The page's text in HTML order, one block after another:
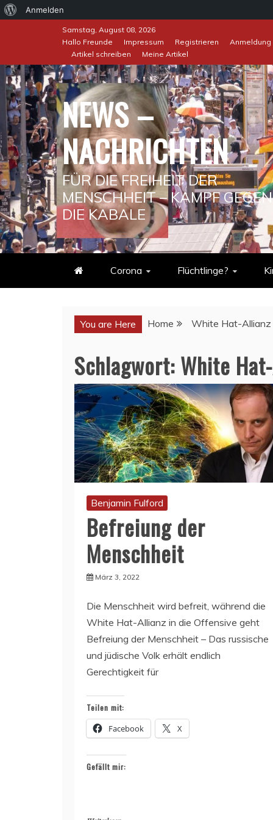
Über
Anmelden
Samstag, August 08, 2026
Hallo Freunde
Impressum Registrieren Anmeldung
Artikel schreiben
Meine Artikel
NEWS –
NACHRICHTEN
FÜR DIE FREIHEIT DER
MENSCHHEIT – KAMPF GEGEN
DIE KABALE
Corona Flüchtlinge?
You are Here Home White Hat-Allianz
Schlagwort:White
Benjamin Fulford
Befreiung der
Menschheit
März 3, 2022
Die Menschheit wird befreit, während die
White Hat-Allianz in die Offensive geht
Befreiung der Menschheit – Das russische
und jüdische Volk erhält endlich
Gerechtigkeit für
Teilen mit:
Facebook X
Gefällt mir: